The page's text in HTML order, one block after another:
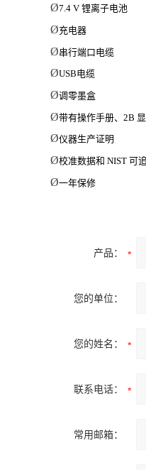
Ø7.4 V 锂离子电池
Ø充电器
Ø串行端口电缆
ØUSB电缆
Ø调零墨盒
Ø带有操作手册、2B
Ø仪器生产证明
Ø校准数据和 NIST 可
Ø一年保修
产品：
您的单位：
您的姓名：
联系电话：
常用邮箱：